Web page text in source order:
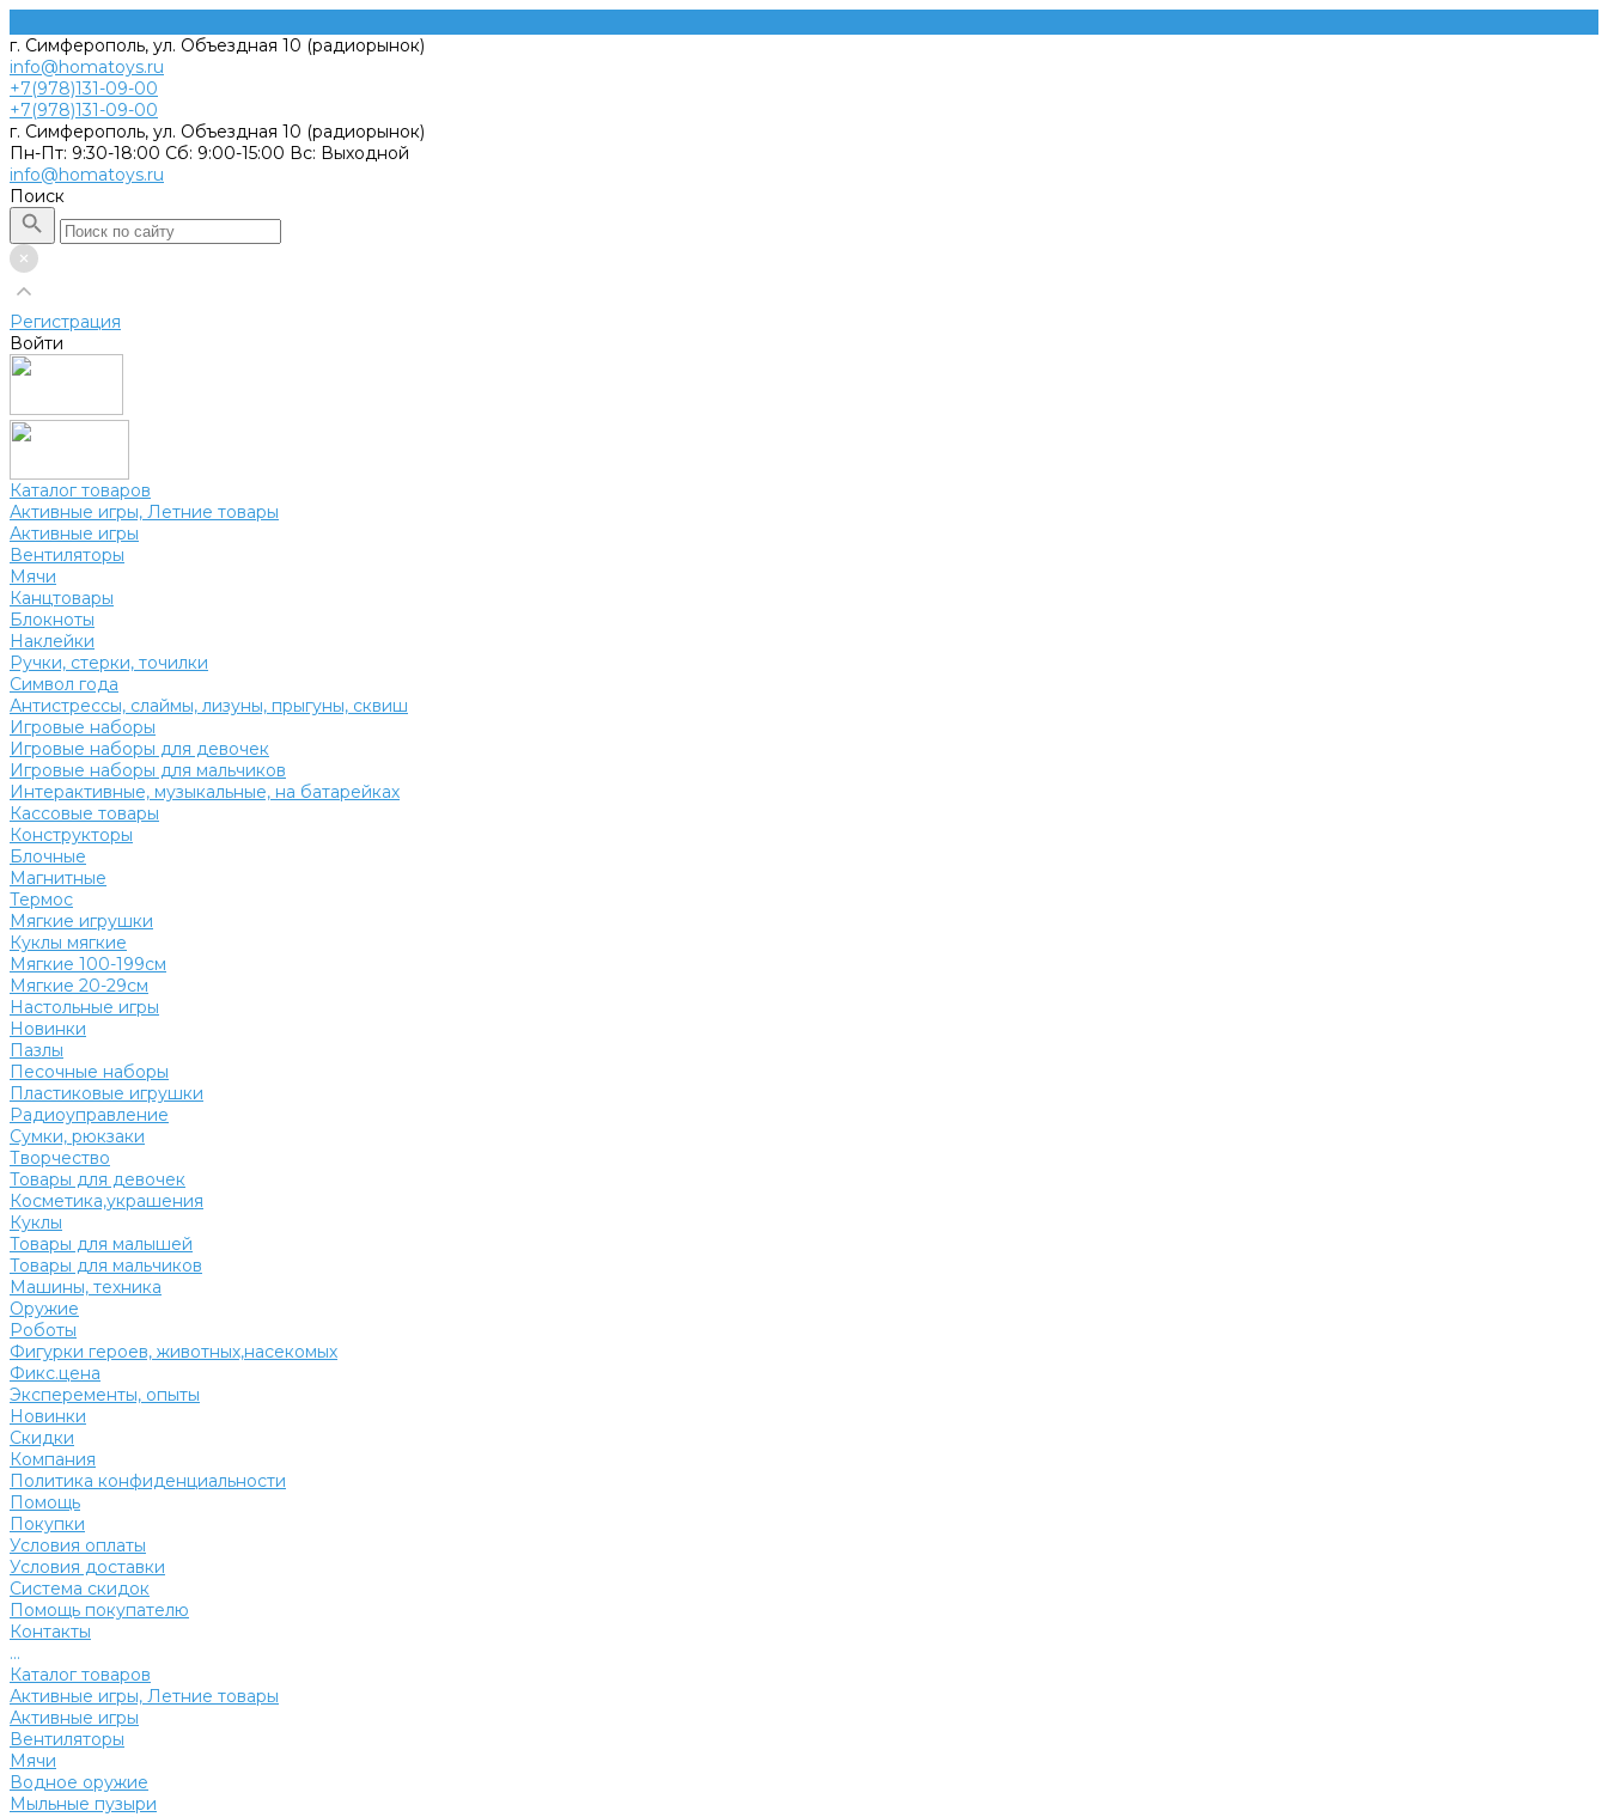
г. Симферополь, ул. Объездная 10 (радиорынок)
info@homatoys.ru
+7(978)131-09-00
+7(978)131-09-00
г. Симферополь, ул. Объездная 10 (радиорынок)
Пн-Пт: 9:30-18:00 Cб: 9:00-15:00 Вс: Выходной
info@homatoys.ru
Поиск
Регистрация
Войти
Каталог товаров
Активные игры, Летние товары
Активные игры
Вентиляторы
Мячи
Канцтовары
Блокноты
Наклейки
Ручки, стерки, точилки
Символ года
Антистрессы, слаймы, лизуны, прыгуны, сквиш
Игровые наборы
Игровые наборы для девочек
Игровые наборы для мальчиков
Интерактивные, музыкальные, на батарейках
Кассовые товары
Конструкторы
Блочные
Магнитные
Термос
Мягкие игрушки
Куклы мягкие
Мягкие 100-199см
Мягкие 20-29см
Настольные игры
Новинки
Пазлы
Песочные наборы
Пластиковые игрушки
Радиоуправление
Сумки, рюкзаки
Творчество
Товары для девочек
Косметика,украшения
Куклы
Товары для малышей
Товары для мальчиков
Машины, техника
Оружие
Роботы
Фигурки героев, животных,насекомых
Фикс.цена
Эксперементы, опыты
Новинки
Скидки
Компания
Политика конфиденциальности
Помощь
Покупки
Условия оплаты
Условия доставки
Система скидок
Помощь покупателю
Контакты
...
Каталог товаров
Активные игры, Летние товары
Активные игры
Вентиляторы
Мячи
Водное оружие
Мыльные пузыри